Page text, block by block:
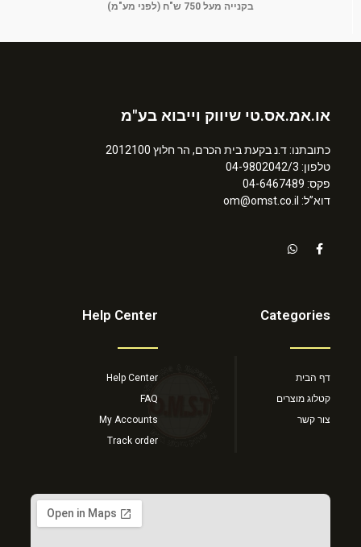
בקנייה מעל 750 ש"ח (לפני מע"מ)
או.אמ.אס.טי שיווק וייבוא בע"מ
כתובתנו: ד.נ בקעת בית הכרם, הר חלוץ 2012100
טלפון: 04-9802042/3
פקס: 04-6467489
דוא”ל: om@omst.co.il
Categories
דף הבית
קטלוג מוצרים
צור קשר
Help Center
Help Center
FAQ
My Accounts
Track order